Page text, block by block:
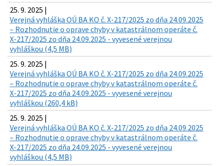
25. 9. 2025 |
Verejná vyhláška OÚ BA KO č. X-217/2025 zo dňa 24.09.2025
– Rozhodnutie o oprave chyby v katastrálnom operáte č.
X-217/2025 zo dňa 24.09.2025 - vyvesené verejnou
vyhláškou (4,5 MB)
25. 9. 2025 |
Verejná vyhláška OÚ BA KO č. X-217/2025 zo dňa 24.09.2025
– Rozhodnutie o oprave chyby v katastrálnom operáte č.
X-217/2025 zo dňa 24.09.2025 - vyvesené verejnou
vyhláškou (260,4 kB)
25. 9. 2025 |
Verejná vyhláška OÚ BA KO č. X-217/2025 zo dňa 24.09.2025
– Rozhodnutie o oprave chyby v katastrálnom operáte č.
X-217/2025 zo dňa 24.09.2025 - vyvesené verejnou
vyhláškou (4,5 MB)